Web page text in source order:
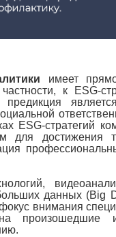
имеет
к ESG-
предикция
ESG-стратегий
для достижения
данных (Big
внимания
произошедшие